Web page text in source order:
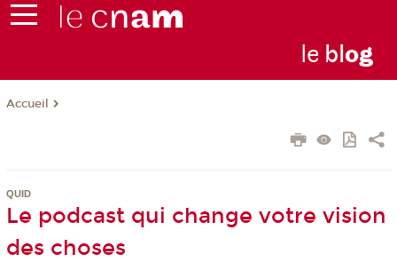
le blog
Accueil
QUID
Le podcast qui change votre vision
des choses